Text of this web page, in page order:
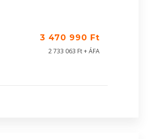
3 470 990 Ft
2 733 063 Ft + ÁFA